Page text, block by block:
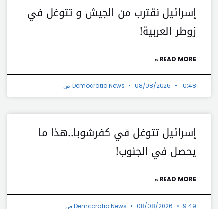
إسرائيل نقترب من الجيش و تتوغل في
زوطر الغربية!
READ MORE »
Democratia News 08/08/2026 10:48 ص
إسرائيل تتوغل في كفرشوبا..هذا ما
يحصل في الجنوب!
READ MORE »
Democratia News 08/08/2026 9:49 ص